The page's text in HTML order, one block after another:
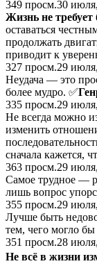
349 просм.30
Жизнь не
оставаться
продолжать
приводит к
327 просм.29
Неудача — это
более мудро. ✅
335 просм.29
Не всегда можно
изменить
сначала кажется,
363 просм.29
Самое трудное —
лишь вопрос
355 просм.29
Лучше быть
тем, чего могло
351 просм.28
Не всё в жизни